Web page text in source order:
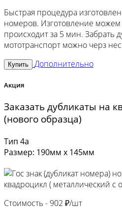
Быстрая процедура
номеров. Изготовление можем
происходит за 5 мин. Забрать
мототранспорт можно черз
Купить Дополнительно
Акция
Заказать дубликаты на
(нового образца)
Тип 4а
Размер: 190мм х 145мм
Стоимость - 902 ₽/шт